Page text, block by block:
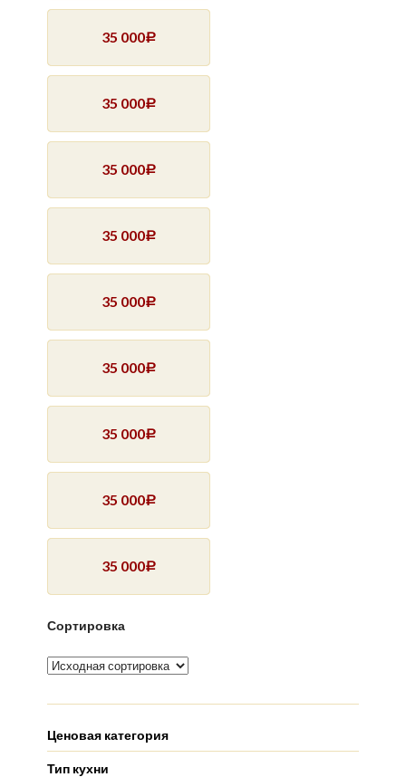
35 000Р
35 000Р
35 000Р
35 000Р
35 000Р
35 000Р
35 000Р
35 000Р
35 000Р
Сортировка
Ценовая категория
Тип кухни